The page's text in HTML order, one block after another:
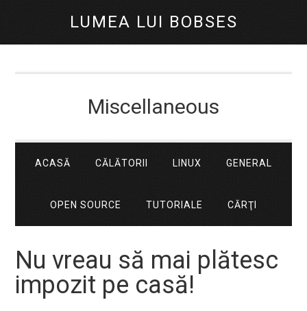
LUMEA LUI BOBSES
Miscellaneous
ACASĂ CĂLĂTORII LINUX GENERAL
OPEN SOURCE TUTORIALE CĂRŢI
Nu vreau să mai plătesc
impozit pe casă!